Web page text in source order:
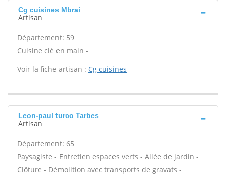
Cg cuisines Mbrai
Artisan
Département: 59
Cuisine clé en main -
Voir la fiche artisan : Cg cuisines
Leon-paul turco Tarbes
Artisan
Département: 65
Paysagiste - Entretien espaces verts - Allée de jardin -
Clôture - Démolition avec transports de gravats -